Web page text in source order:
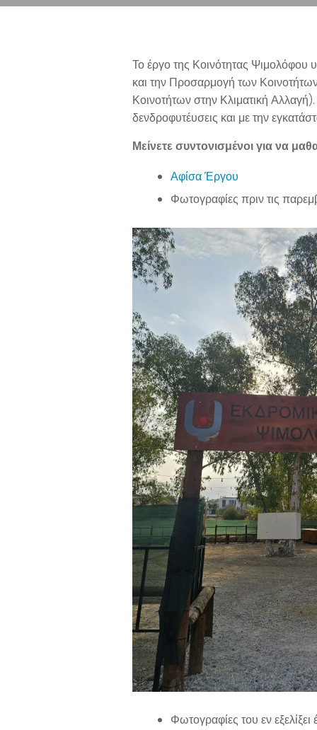
Το έργο της Κοινότητας Ψιμολόφου
και την Προσαρμογή των
Κοινοτήτων στην Κλιματική
δενδροφυτέυσεις και με την
Μείνετε συντονισμένοι για να
Αφίσα Έργου
Φωτογραφίες πριν τις
Φωτογραφίες του εν εξελίξει